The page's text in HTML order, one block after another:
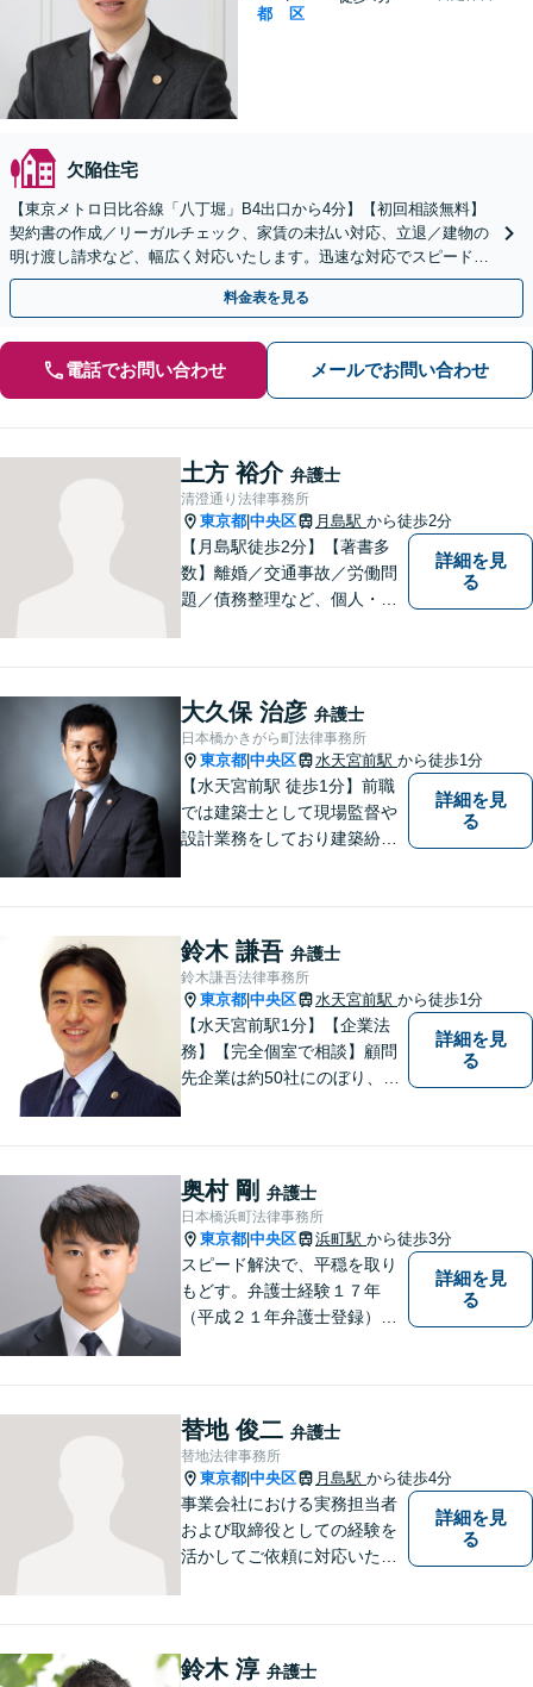
都
区
欠陥住宅
【東京メトロ日比谷線「八丁堀」B4出口から4分】【初回相談無料】
契約書の作成／リーガルチェック、家賃の未払い対応、立退／建物の
明け渡し請求など、幅広く対応いたします。迅速な対応でスピード解
決を目指します。【電話相談可】【休日面談可】
料金表を見る
電話でお問い合わせ メールでお問い合わせ
土方 裕介 弁護士
清澄通り法律事務所
東京都 中央区 月島駅 から徒歩2分
【月島駅徒歩2分】【著書多
数】離婚／交通事故／労働問
題／債務整理など、個人・法
「リーズナブルな費用で高品
質な法的サービス」を目指し
ます。
詳細を見
る
大久保 治彦 弁護士
日本橋かきがら町法律事務所
東京都 中央区 水天宮前駅 から徒歩1分
【水天宮前駅 徒歩1分】前職
では建築士として現場監督や
設計業務をしており建築紛争
のために、広く開かれた法律
事務所を目指しております。
詳細を見
る
鈴木 謙吾 弁護士
鈴木謙吾法律事務所
東京都 中央区 水天宮前駅 から徒歩1分
【水天宮前駅1分】【企業法
務】【完全個室で相談】顧問
先企業は約50社にのぼり、業
役や監査役としての経営支援
も行い、実務に即した助言が
可能です。
詳細を見
る
奥村 剛 弁護士
日本橋浜町法律事務所
東京都 中央区 浜町駅 から徒歩3分
スピード解決で、平穏を取り
もどす。弁護士経験１７年
（平成２１年弁護士登録）。
す。 浜町駅から徒歩３分。夜
間休日対応、オンライン相談
可。女性弁護士も在籍。
詳細を見
る
替地 俊二 弁護士
替地法律事務所
東京都 中央区 月島駅 から徒歩4分
事業会社における実務担当者
および取締役としての経験を
活かしてご依頼に対応いたし
詳細を見
る
鈴木 淳 弁護士